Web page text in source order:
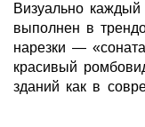
Визуально каждый
выполнен в
нарезки —
красивый
зданий как в